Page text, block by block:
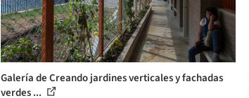
Galería de Creando jardines verticales y fachadas
verdes ...